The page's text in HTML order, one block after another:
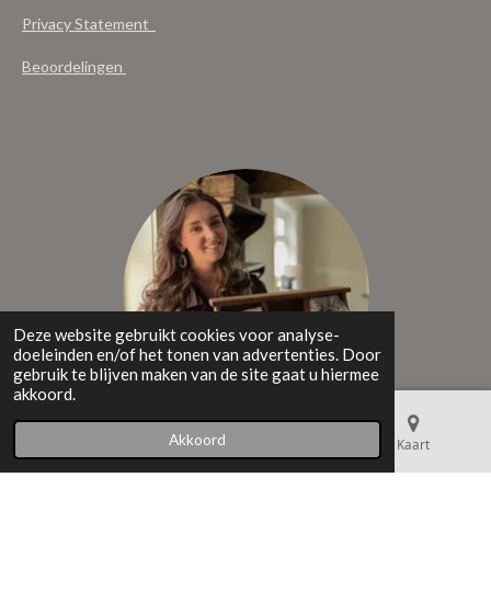
Deze website gebruikt cookies voor analyse-
doeleinden en/of het tonen van advertenties. Door
gebruik te blijven maken van de site gaat u hiermee
akkoord.
Akkoord
Privacy Statement
Beoordelingen
Alle genoemde prijzen zijn inclusief 21% BTW
© 2023 - 2025 Sfeervol & Landelijk Wonen
Telefoonnummer Kaart